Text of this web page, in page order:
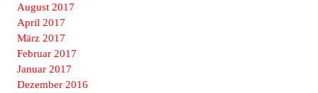
August 2017
April 2017
März 2017
Februar 2017
Januar 2017
Dezember 2016